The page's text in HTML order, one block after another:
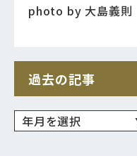
photo by 大島義則
過去の記事